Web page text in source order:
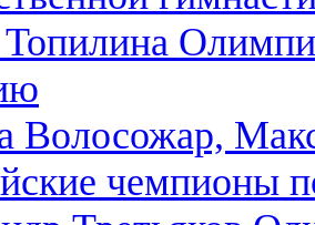
Волосожар,
чемпионы